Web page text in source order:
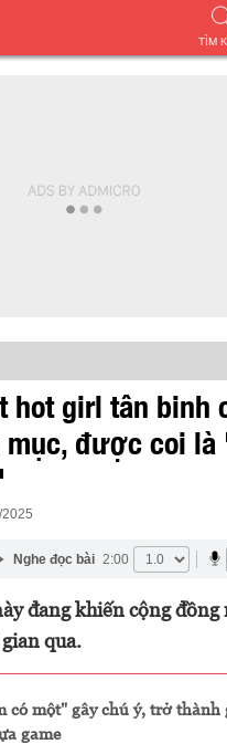
TÌM
hot girl tân binh
mục, được coi
2025
Nghe đọc bài 2:00
đang khiến cộng đồng
qua.
có một" gây chú ý, trở thành
game